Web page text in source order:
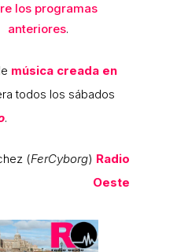
los programas
anteriores.
música creada en
todos los sábados
.
(FerCyborg) Radio
Oeste